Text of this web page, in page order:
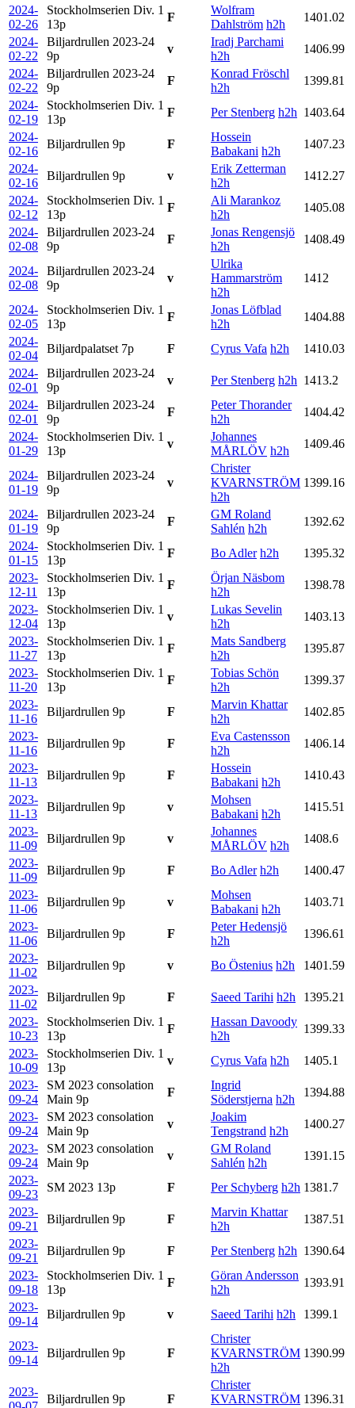
2024-
02-26
Stockholmserien Div. 1
13p
F
Wolfram
Dahlström h2h
1401.02
2024-
02-22
Biljardrullen 2023-24
9p
v
Iradj Parchami
h2h
1406.99
2024-
02-22
Biljardrullen 2023-24
9p
F
Konrad Fröschl
h2h
1399.81
2024-
02-19
Stockholmserien Div. 1
13p
F Per Stenberg h2h 1403.64
2024-
02-16
Biljardrullen 9p F
Hossein
Babakani h2h
1407.23
2024-
02-16
Biljardrullen 9p v
Erik Zetterman
h2h
1412.27
2024-
02-12
Stockholmserien Div. 1
13p
F
Ali Marankoz
h2h
1405.08
2024-
02-08
Biljardrullen 2023-24
9p
F
Jonas Rengensjö
h2h
1408.49
2024-
02-08
Biljardrullen 2023-24
9p
v
Ulrika
Hammarström
h2h
1412
2024-
02-05
Stockholmserien Div. 1
13p
F
Jonas Löfblad
h2h
1404.88
2024-
02-04
Biljardpalatset 7p F Cyrus Vafa h2h
1410.03
2024-
02-01
Biljardrullen 2023-24
9p
v Per Stenberg h2h 1413.2
2024-
02-01
Biljardrullen 2023-24
9p
F
Peter Thorander
h2h
1404.42
2024-
01-29
Stockholmserien Div. 1
13p
v
Johannes
MÅRLÖV h2h
1409.46
2024-
01-19
Biljardrullen 2023-24
9p
v
Christer
KVARNSTRÖM
h2h
1399.16
2024-
01-19
Biljardrullen 2023-24
9p
F
GM Roland
Sahlén h2h
1392.62
2024-
01-15
Stockholmserien Div. 1
13p
F Bo Adler h2h
1395.32
2023-
12-11
Stockholmserien Div. 1
13p
F
Örjan Näsbom
h2h
1398.78
2023-
12-04
Stockholmserien Div. 1
13p
v
Lukas Sevelin
h2h
1403.13
2023-
11-27
Stockholmserien Div. 1
13p
F
Mats Sandberg
h2h
1395.87
2023-
11-20
Stockholmserien Div. 1
13p
F
Tobias Schön
h2h
1399.37
2023-
11-16
Biljardrullen 9p F
Marvin Khattar
h2h
1402.85
2023-
11-16
Biljardrullen 9p F
Eva Castensson
h2h
1406.14
2023-
11-13
Biljardrullen 9p F
Hossein
Babakani h2h
1410.43
2023-
11-13
Biljardrullen 9p v
Mohsen
Babakani h2h
1415.51
2023-
11-09
Biljardrullen 9p v
Johannes
MÅRLÖV h2h
1408.6
2023-
11-09
Biljardrullen 9p F Bo Adler h2h
1400.47
2023-
11-06
Biljardrullen 9p v
Mohsen
Babakani h2h
1403.71
2023-
11-06
Biljardrullen 9p F
Peter Hedensjö
h2h
1396.61
2023-
11-02
Biljardrullen 9p v Bo Östenius h2h
1401.59
2023-
11-02
Biljardrullen 9p F Saeed Tarihi h2h
1395.21
2023-
10-23
Stockholmserien Div. 1
13p
F
Hassan Davoody
h2h
1399.33
2023-
10-09
Stockholmserien Div. 1
13p
v Cyrus Vafa h2h
1405.1
2023-
09-24
SM 2023 consolation
Main 9p
F
Ingrid
Söderstjerna h2h
1394.88
2023-
09-24
SM 2023 consolation
Main 9p
v
Joakim
Tengstrand h2h
1400.27
2023-
09-24
SM 2023 consolation
Main 9p
v
GM Roland
Sahlén h2h
1391.15
2023-
09-23
SM 2023 13p F Per Schyberg h2h 1381.7
2023-
09-21
Biljardrullen 9p F
Marvin Khattar
h2h
1387.51
2023-
09-21
Biljardrullen 9p F Per Stenberg h2h 1390.64
2023-
09-18
Stockholmserien Div. 1
13p
F
Göran Andersson
h2h
1393.91
2023-
09-14
Biljardrullen 9p v Saeed Tarihi h2h 1399.1
2023-
09-14
Biljardrullen 9p F
Christer
KVARNSTRÖM
h2h
1390.99
2023-
Biljardrullen 9p F
Christer
KVARNSTRÖM 1396.31